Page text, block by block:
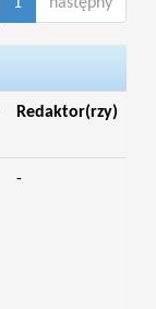
Redaktor(rzy)
-